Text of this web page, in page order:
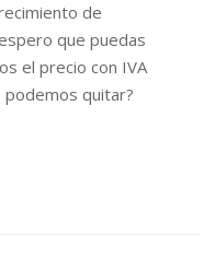
de
que puedas
el precio con IVA
podemos quitar?